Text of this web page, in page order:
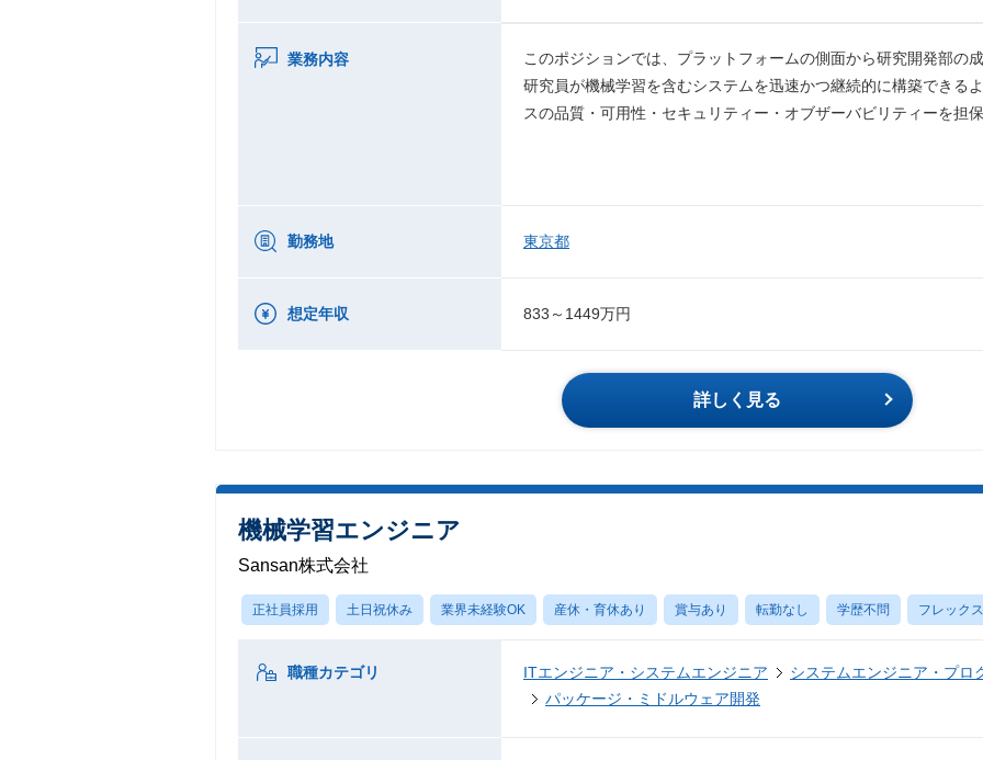
業務内容
このポジションでは、プラットフォームの側面から研究開発部の
研究員が機械学習を含むシステムを迅速かつ継続的に構築できる
スの品質・可用性・セキュリティー・オブザーバビリティーを担保
勤務地 東京都
想定年収 833～1449万円
詳しく見る
機械学習エンジニア
Sansan株式会社
正社員採用 土日祝休み 業界未経験OK 産休・育休あり 賞与あり 転勤なし 学歴不問 フレックス
職種カテゴリ ITエンジニア・システムエンジニア
システムエンジニア・プロ
パッケージ・ミドルウェア開発